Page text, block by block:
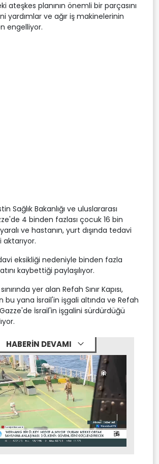
ateşkes planının önemli bir parçasını
yardımlar ve ağır iş makinelerinin
engelliyor.
Sağlık Bakanlığı ve uluslararası
4 binden fazlası çocuk 16 bin
ve hastanın, yurt dışında tedavi
eksikliği nedeniyle binden fazla
kaybettiği paylaşılıyor.
yer alan Refah Sınır Kapısı,
bu yana İsrail'in işgali altında ve Refah
Gazze'de İsrail'in işgalini sürdürdüğü
HABERİN DEVAMI
Stream